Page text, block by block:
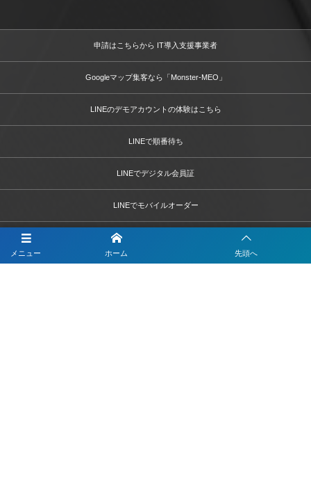
メニュー ホーム 先頭へ
申請はこちらから IT導入支援事業者
Googleマップ集客なら「Monster-MEO」
LINEのデモアカウントの体験はこちら
LINEで順番待ち
LINEでデジタル会員証
LINEでモバイルオーダー
LINEでテーブルオーダー